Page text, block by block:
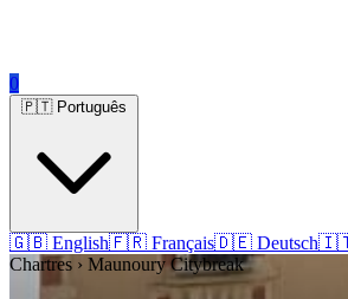
0
🇬🇧 English🇫🇷 Français🇩🇪 Deutsch🇮🇹
Chartres › Maunoury Citybreak